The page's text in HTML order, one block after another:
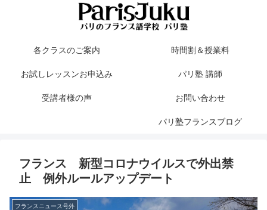
各クラスのご案内 時間割＆授業料
お試しレッスンお申込み パリ塾 講師
受講者様の声 お問い合わせ
パリ塾フランスブログ
フランス 新型コロナウイルスで外出禁
止 例外ルールアップデート
フランスニュース号外